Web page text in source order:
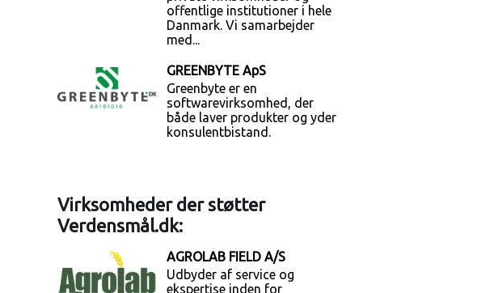
offentlige institutioner i hele
Danmark. Vi samarbejder
med...
GREENBYTE ApS
Greenbyte er en
softwarevirksomhed, der
både laver produkter og yder
konsulentbistand.
Virksomheder der støtter
Verdensmål.dk:
AGROLAB FIELD A/S
Udbyder af service og
ekspertise inden for